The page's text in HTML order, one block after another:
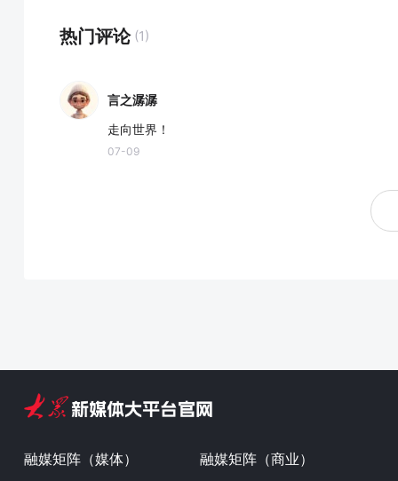
热门评论 (1)
言之潺潺
走向世界！
07-09
融媒矩阵（媒体） 融媒矩阵（商业）